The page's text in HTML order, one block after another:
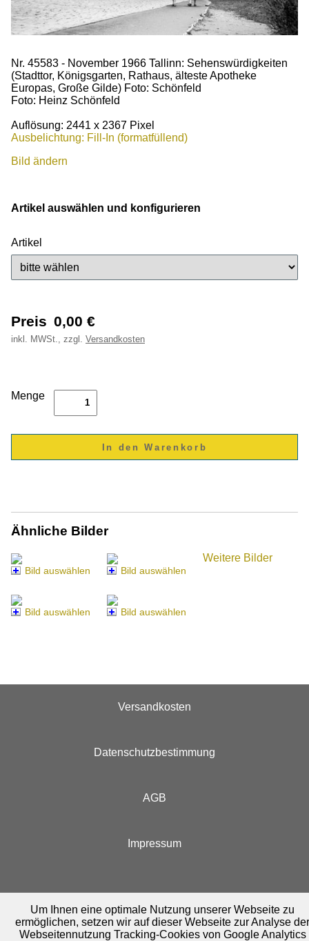
Nr. 45583 - November 1966 Tallinn: Sehenswürdigkeiten
(Stadttor, Königsgarten, Rathaus, älteste Apotheke
Europas, Große Gilde) Foto: Schönfeld
Foto: Heinz Schönfeld
Auflösung: 2441 x 2367 Pixel
Ausbelichtung: Fill-In (formatfüllend)
Bild ändern
Artikel auswählen und konfigurieren
Artikel
Preis 0,00 €
inkl. MWSt., zzgl. Versandkosten
Menge
Ähnliche Bilder
Bild auswählen Bild auswählen
Bild auswählen Bild auswählen
Weitere Bilder
Versandkosten
Datenschutzbestimmung
AGB
Impressum
Um Ihnen eine optimale Nutzung unserer Webseite zu
ermöglichen, setzen wir auf dieser Webseite zur Analyse
Webseitennutzung Tracking-Cookies von Google Analytics